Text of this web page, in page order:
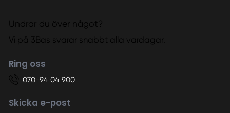
Undrar du över något?
Vi på 3Bas svarar snabbt alla vardagar.
Ring oss
070-94 04 900
Skicka e-post